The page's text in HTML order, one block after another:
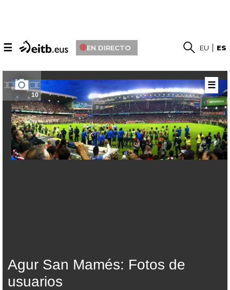
☰ EN DIRECTO EU ES
10
Agur San Mamés: Fotos de
usuarios
☰